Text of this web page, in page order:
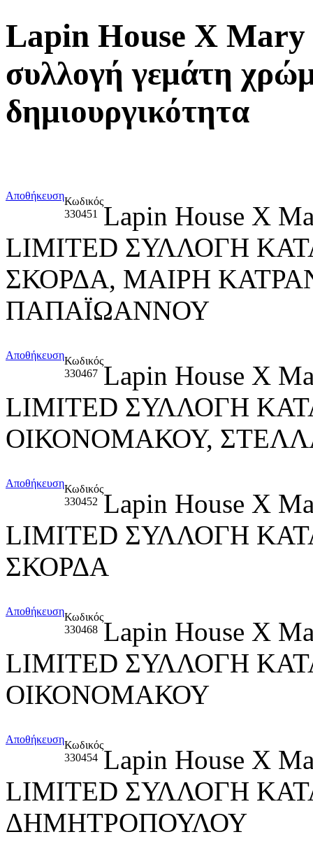
Lapin House X
συλλογή γεμάτη
δημιουργικότητα
ΑποθήκευσηΚωδικός
330451
Lapin House X
LIMITED ΣΥΛΛΟΓΗ
ΣΚΟΡΔΑ, ΜΑΙΡΗ
ΠΑΠΑΪΩΑΝΝΟΥ
ΑποθήκευσηΚωδικός
330467 Lapin House X
LIMITED ΣΥΛΛΟΓΗ
ΟΙΚΟΝΟΜΑΚΟΥ,
ΑποθήκευσηΚωδικός
330452 Lapin House X
LIMITED ΣΥΛΛΟΓΗ
ΣΚΟΡΔΑ
ΑποθήκευσηΚωδικός
330468 Lapin House X
LIMITED ΣΥΛΛΟΓΗ
ΟΙΚΟΝΟΜΑΚΟΥ
ΑποθήκευσηΚωδικός
330454 Lapin House X
LIMITED ΣΥΛΛΟΓΗ
ΔΗΜΗΤΡΟΠΟΥΛΟΥ